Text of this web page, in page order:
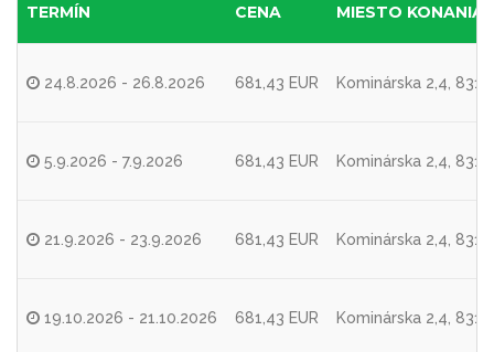
TERMÍN CENA MIESTO KONANIA
24.8.2026 - 26.8.2026 681,43 EUR Kominárska 2,4,
5.9.2026 - 7.9.2026 681,43 EUR Kominárska 2,4,
21.9.2026 - 23.9.2026 681,43 EUR Kominárska 2,4,
19.10.2026 - 21.10.2026 681,43 EUR Kominárska 2,4,